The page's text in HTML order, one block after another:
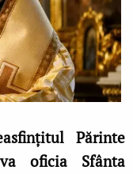
Părinte
oficia Sfânta